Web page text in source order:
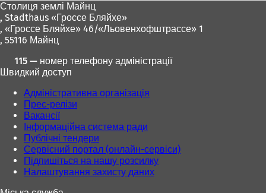
Столиця землі Майнц
, Stadthaus «Гроссе Бляйхе»
, «Гроссе Бляйхе» 46/«Льовенхофштрассе» 1
, 55116 Майнц
115 — номер телефону адміністрації
Швидкий доступ
Адміністративна організація
Прес-релізи
Вакансії
Інформаційна система ради
Публічні тендери
Сервісний портал (онлайн-сервіси)
Підпишіться на нашу розсилку
Налаштування захисту даних